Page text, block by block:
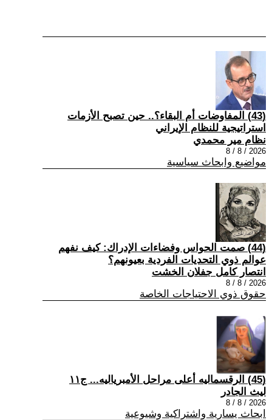
(43) المفاوضات أم البقاء؟.. حين تصبح الأزمات
استراتيجية للنظام الإيراني
نظام مير محمدي
2026 / 8 / 8
مواضيع وابحاث سياسية
(44) صمت الحواس وفضاءات الإدراك: كيف نفهم
عوالم ذوي التحديات الفردية بعيونهم؟
انتصار كامل جفلان الخشت
2026 / 8 / 8
حقوق ذوي الاحتياجات الخاصة
(45) الرقسماليه أعلى مراحل الأمبرياليه... ج١١
ليث الجادر
2026 / 8 / 8
ابحاث يسارية واشتراكية وشيوعية